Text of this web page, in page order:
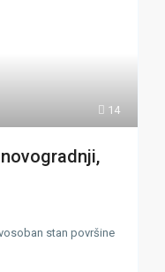
14
stan površine